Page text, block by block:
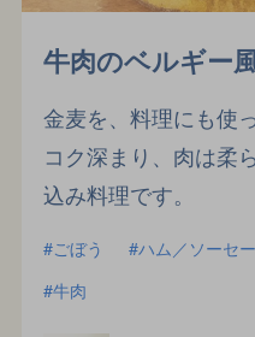
牛肉のベルギー
金麦を、料理にも使
コク深まり、肉は柔
込み料理です。
ごぼう ハム／ソーセ
牛肉